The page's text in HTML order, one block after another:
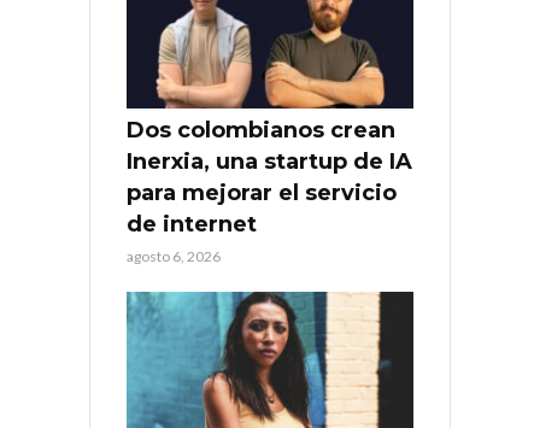
Dos colombianos crean
Inerxia, una startup de IA
para mejorar el servicio
de internet
agosto 6, 2026